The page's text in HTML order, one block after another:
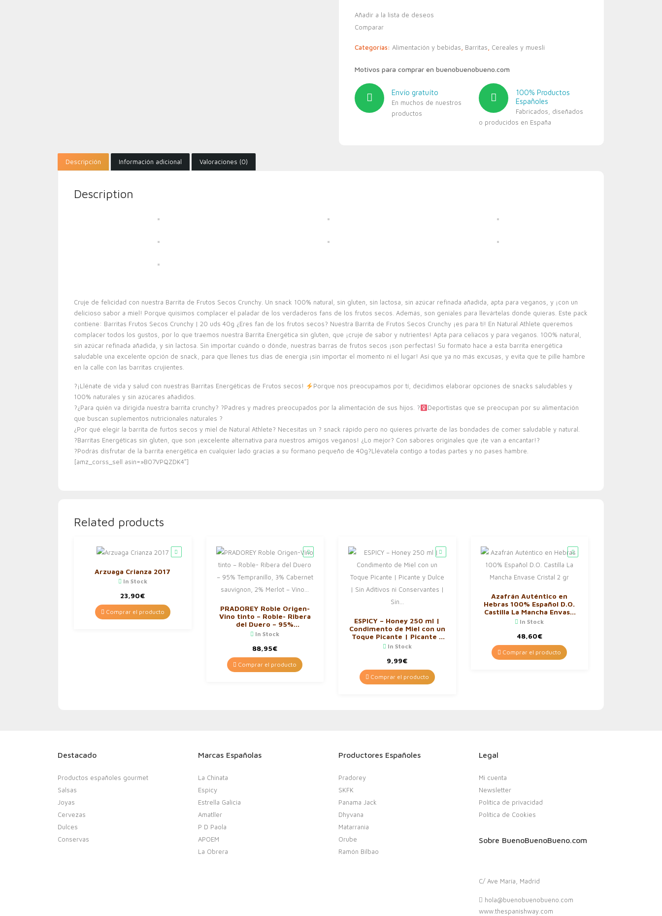
Añadir a la lista de deseos
Comparar
Categorías: Alimentación y bebidas, Barritas, Cereales y muesli
Motivos para comprar en buenobuenobueno.com
Envío gratuíto
En muchos de nuestros
productos
100% Productos
Españoles
Fabricados, diseñados
o producidos en España
Descripción Información adicional Valoraciones (0)
Description
Cruje de felicidad con nuestra Barrita de Frutos Secos Crunchy. Un snack 100% natural, sin gluten, sin lactosa, sin azúcar refinada añadida, apta para veganos, y ¡con un
delicioso sabor a miel! Porque quisimos complacer el paladar de los verdaderos fans de los frutos secos. Además, son geniales para llevártelas donde quieras. Este pack
contiene: Barritas Frutos Secos Crunchy | 20 uds 40g ¿Eres fan de los frutos secos? Nuestra Barrita de Frutos Secos Crunchy ¡es para tí! En Natural Athlete queremos
complacer todos los gustos, por lo que traemos nuestra Barrita Energética sin gluten, que ¡cruje de sabor y nutrientes! Apta para celíacos y para veganos. 100% natural,
sin azúcar refinada añadida, y sin lactosa. Sin importar cuándo o dónde, nuestras barras de frutos secos ¡son perfectas! Su formato hace a esta barrita energética
saludable una excelente opción de snack, para que llenes tus días de energía ¡sin importar el momento ni el lugar! Así que ya no más excusas, y evita que te pille hambre
en la calle con las barritas crujientes.
?¡Llénate de vida y salud con nuestras Barritas Energéticas de Frutos secos!
Porque nos preocupamos por tí, decidimos elaborar opciones de snacks saludables y
100% naturales y sin azúcares añadidos.
?¿Para quién va dirigida nuestra barrita crunchy? ?Padres y madres preocupados por la alimentación de sus hijos. ?‍
Deportistas que se preocupan por su alimentación
que buscan suplementos nutricionales naturales ?
¿Por qué elegir la barrita de furtos secos y miel de Natural Athlete? Necesitas un ? snack rápido pero no quieres privarte de las bondades de comer saludable y natural.
?Barritas Energéticas sin gluten, que son ¡excelente alternativa para nuestros amigos veganos! ¿Lo mejor? Con sabores originales que ¡te van a encantar!?
?Podrás disfrutar de la barrita energética en cualquier lado gracias a su formano pequeño de 40g?Llévatela contigo a todas partes y no pases hambre.
[amz_corss_sell asin=»B07VPQZDK4″]
Related products
Arzuaga Crianza 2017
In Stock
23,90€
Comprar el producto
PRADOREY Roble Origen-
Vino tinto – Roble- Ribera
del Duero – 95%
Tempranillo, 3% Cabernet
Vino…
In Stock
88,95€
Comprar el producto
ESPICY – Honey 250 ml |
Condimento de Miel con un
Toque Picante | Picante y
Dulce | Sin Aditivos ni
In Stock
9,99€
Comprar el producto
Azafrán Auténtico en
Hebras 100% Español D.O.
Castilla La Mancha Envase
Cristal 2 gr
In Stock
48,60€
Comprar el producto
Destacado
Productos españoles gourmet
Salsas
Joyas
Cervezas
Dulces
Conservas
Marcas Españolas
La Chinata
Espicy
Estrella Galicia
Amatller
P D Paola
APOEM
La Obrera
Productores Españoles
Pradorey
SKFK
Panama Jack
Dhyvana
Matarrania
Orube
Ramón Bilbao
Legal
Mi cuenta
Newsletter
Política de privacidad
Política de Cookies
Sobre BuenoBuenoBueno.com
C/ Ave María, Madrid
hola@buenobuenobueno.com
www.thespanishway.com